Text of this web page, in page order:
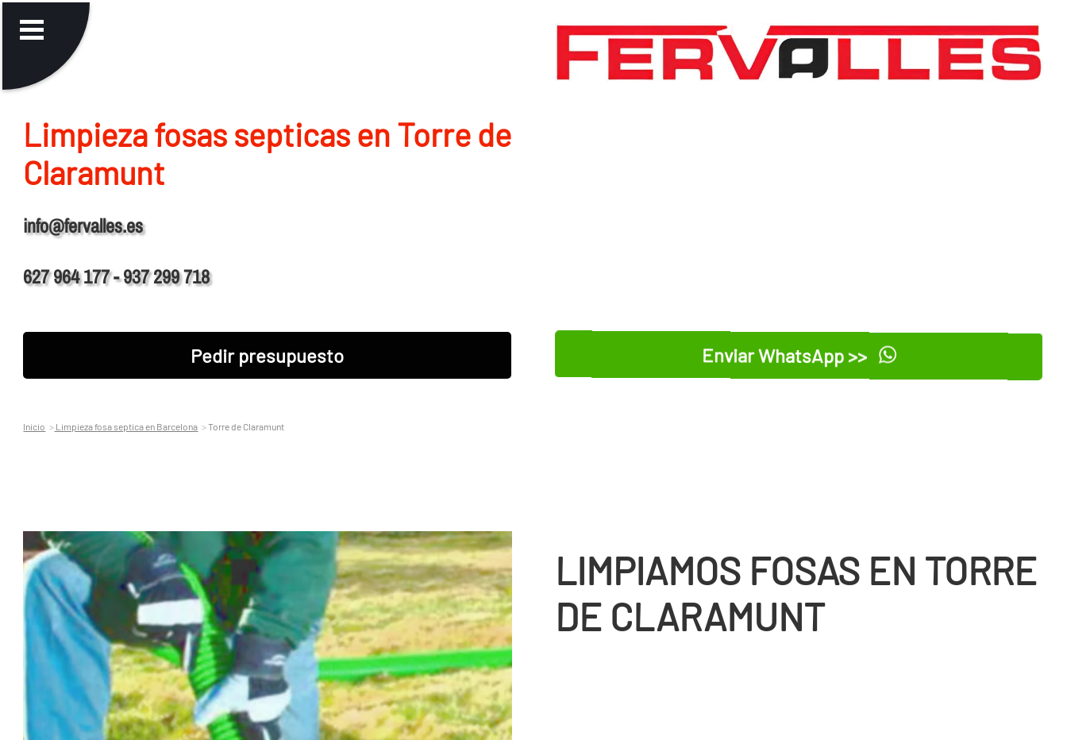
Limpieza fosas septicas en Torre de
Claramunt
info@fervalles.es
627 964 177 - 937 299 718
Pedir presupuesto Enviar WhatsApp >>
Inicio Limpieza fosa septica en Barcelona Torre de Claramunt
LIMPIAMOS FOSAS EN TORRE
DE CLARAMUNT